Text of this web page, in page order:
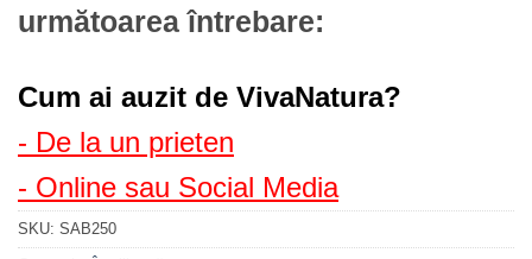
următoarea întrebare:
Cum ai auzit de VivaNatura?
- De la un prieten
- Online sau Social Media
SKU: SAB250